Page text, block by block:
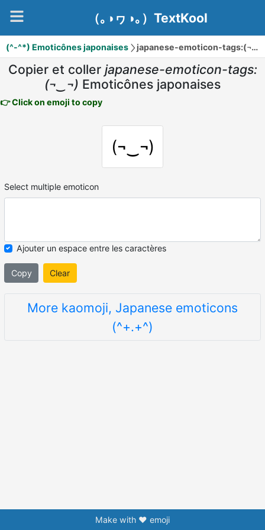
（｡◑ヮ◑｡）TextKool
(^-^*) Emoticônes japonaises japanese-emoticon-tags:(¬‿¬)
Copier et coller japanese-emoticon-tags:
(¬‿¬) Emoticônes japonaises
👉 Click on emoji to copy
(¬‿¬)
Select multiple emoticon
Ajouter un espace entre les caractères
Copy Clear
More kaomoji, Japanese emoticons
(^+.+^)
Make with ❤️ emoji